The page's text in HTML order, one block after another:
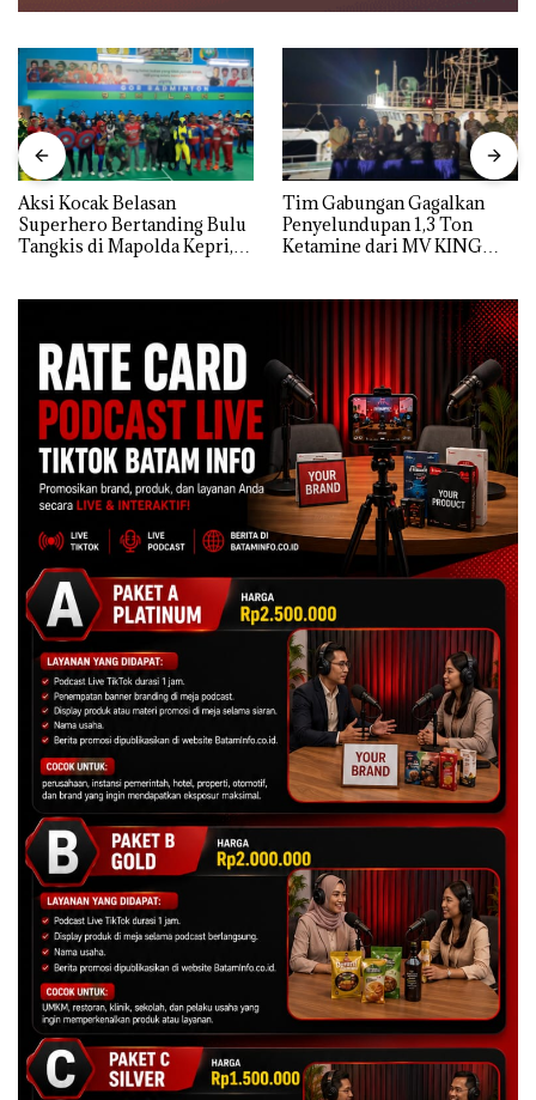
Aksi Kocak Belasan
Superhero Bertanding Bulu
Tangkis di Mapolda Kepri,
Tim Gabungan Gagalkan
Penyelundupan 1,3 Ton
Ketamine dari MV KING